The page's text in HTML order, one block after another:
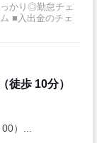
っかり◎勤怠チェ
■入出金のチェ
徒歩 10分）
）...